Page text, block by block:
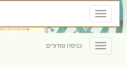
Toggle
navigation
Toggle
navigation
כניסה ומדורים